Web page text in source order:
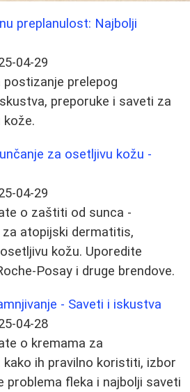
preplanulost: Najbolji
04-29
prelepog
preporuke i saveti za
kože.
za osetljivu kožu -
04-29
o zaštiti od sunca -
atopijski dermatitis,
kožu. Uporedite
Posay i druge brendove.
- Saveti i iskustva
04-28
o kremama za
ih pravilno koristiti, izbor
problema fleka i najbolji saveti